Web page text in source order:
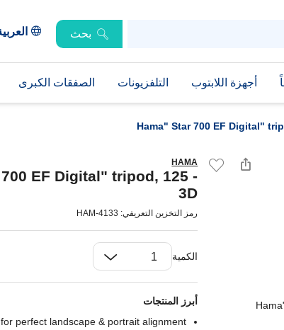
بحث
أجهزة اللابتوب التلفزيونات الصفقات الكبرى
Hama" Star 700 EF Digital"
HAMA
EF Digital" tripod, 125 -
3D
رمز التخزين التعريفي: HAM-4133
الكمية
أبرز المنتجات
perfect landscape & portrait alignment